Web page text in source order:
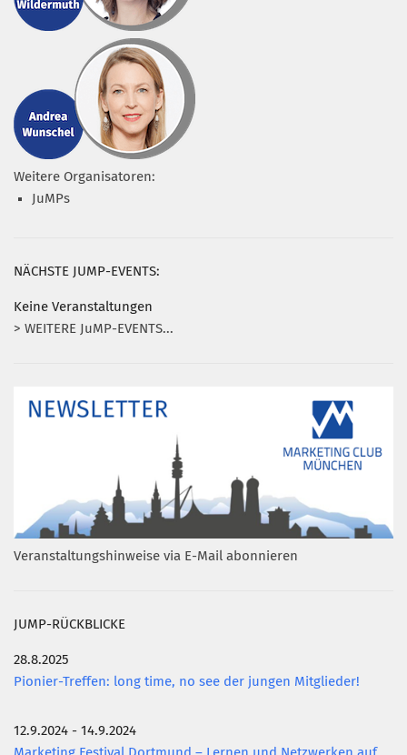
Weitere Organisatoren:
JuMPs
NÄCHSTE JUMP-EVENTS:
Keine Veranstaltungen
> WEITERE JuMP-EVENTS...
Veranstaltungshinweise via E-Mail abonnieren
JUMP-RÜCKBLICKE
28.8.2025
Pionier-Treffen: long time, no see der jungen Mitglieder!
12.9.2024 - 14.9.2024